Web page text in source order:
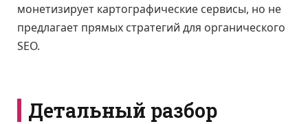
монетизирует картографические сервисы, но не
предлагает прямых стратегий для органического
SEO.
Детальный разбор